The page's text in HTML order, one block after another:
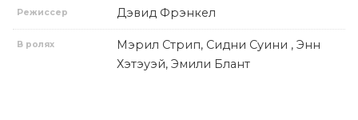
Режиссер Дэвид Фрэнкел
В ролях
Мэрил Стрип, Сидни Суини , Энн
Хэтэуэй, Эмили Блант